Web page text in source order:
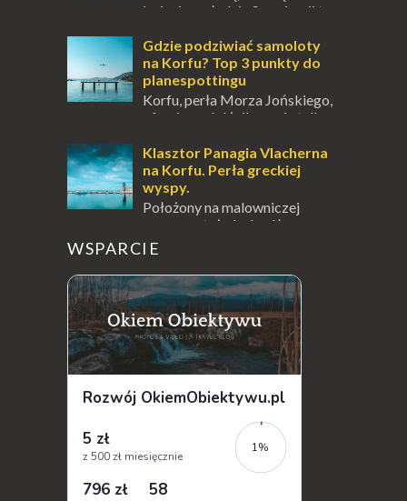
jesienią, południe Szwajcarii to
odwiedzić. Moja zimowa podróż do
Locarno gwara...
Gdzie podziwiać samoloty
na Korfu? Top 3 punkty do
planespottingu
Korfu, perła Morza Jońskiego,
oferuje podróżnikom nie tylko
wioski, ale także coś wyjątkowego –
prawd...
Klasztor Panagia Vlacherna
na Korfu. Perła greckiej
wyspy.
Położony na malowniczej
wysepce, tuż obok półwyspu
Kanoni, Święty Klasztor Panagia Vlacherna
jest jednym z najbardziej rozpoznawalnych
symbo...
WSPARCIE